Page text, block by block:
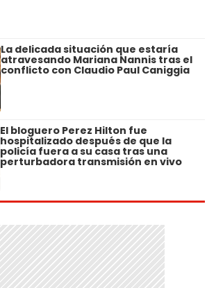
La delicada situación que estaría
atravesando Mariana Nannis tras el
conflicto con Claudio Paul Caniggia
El bloguero Perez Hilton fue
hospitalizado después de que la
policía fuera a su casa tras una
perturbadora transmisión en vivo